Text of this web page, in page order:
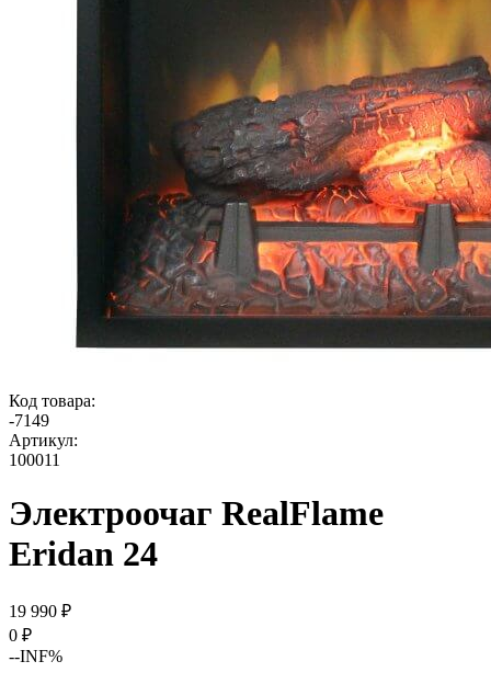
Код товара:
-7149
Артикул:
100011
Электроочаг RealFlame
Eridan 24
19 990 ₽
0 ₽
--INF%